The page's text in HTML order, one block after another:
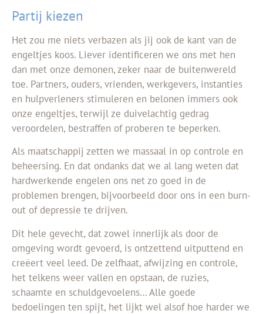
Partij kiezen
Het zou me niets verbazen als jij ook de kant van de
engeltjes koos. Liever identificeren we ons met hen
dan met onze demonen, zeker naar de buitenwereld
toe. Partners, ouders, vrienden, werkgevers, instanties
en hulpverleners stimuleren en belonen immers ook
onze engeltjes, terwijl ze duivelachtig gedrag
veroordelen, bestraffen of proberen te beperken.
Als maatschappij zetten we massaal in op controle en
beheersing. En dat ondanks dat we al lang weten dat
hardwerkende engelen ons net zo goed in de
problemen brengen, bijvoorbeeld door ons in een burn-
out of depressie te drijven.
Dit hele gevecht, dat zowel innerlijk als door de
omgeving wordt gevoerd, is ontzettend uitputtend en
creëert veel leed. De zelfhaat, afwijzing en controle,
het telkens weer vallen en opstaan, de ruzies,
schaamte en schuldgevoelens… Alle goede
bedoelingen ten spijt, het lijkt wel alsof hoe harder we